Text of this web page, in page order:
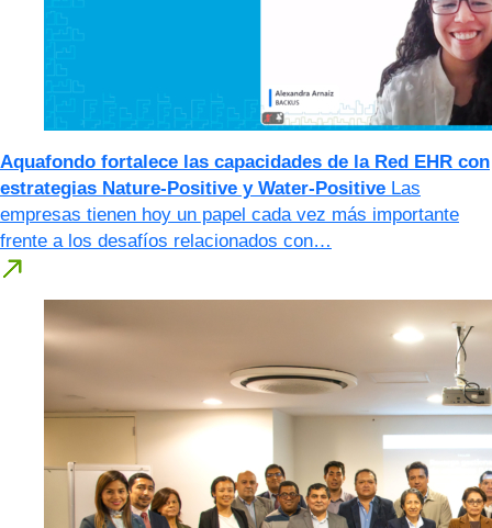
Aquafondo fortalece las capacidades de la Red EHR con
estrategias Nature-Positive y Water-Positive Las
empresas tienen hoy un papel cada vez más importante
frente a los desafíos relacionados con…